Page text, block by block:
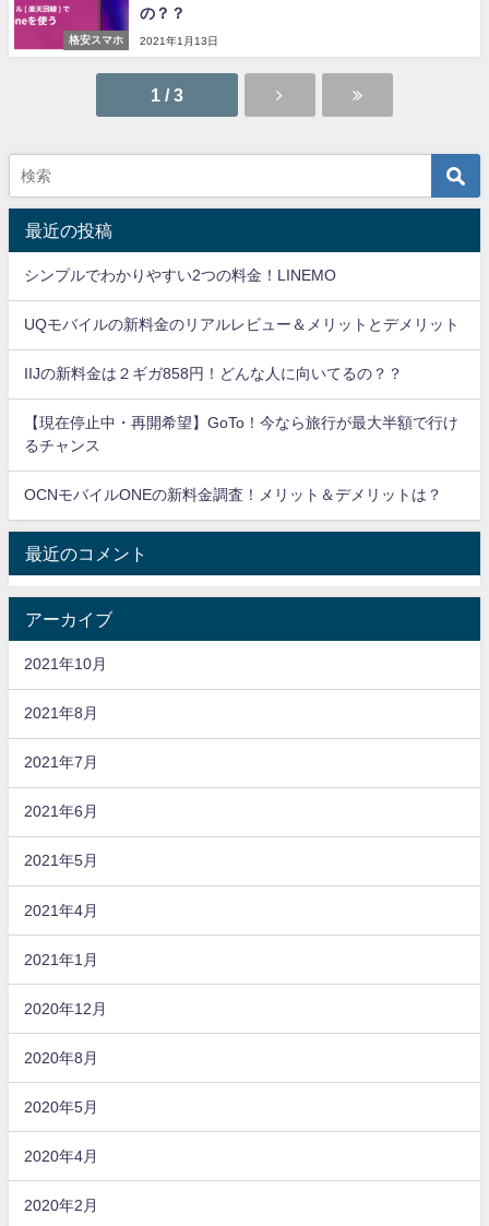
格安スマホ
の？？
2021年1月13日
1 / 3
最近の投稿
シンプルでわかりやすい2つの料金！LINEMO
UQモバイルの新料金のリアルレビュー＆メリットとデメリット
IIJの新料金は２ギガ858円！どんな人に向いてるの？？
【現在停止中・再開希望】GoTo！今なら旅行が最大半額で行け
るチャンス
OCNモバイルONEの新料金調査！メリット＆デメリットは？
最近のコメント
アーカイブ
2021年10月
2021年8月
2021年7月
2021年6月
2021年5月
2021年4月
2021年1月
2020年12月
2020年8月
2020年5月
2020年4月
2020年2月